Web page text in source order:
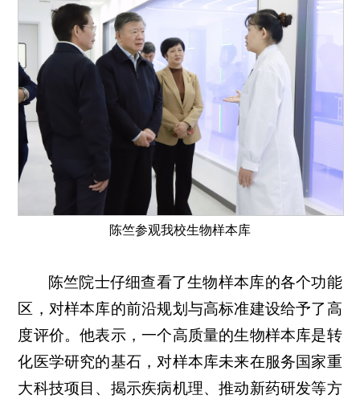
陈竺参观我校生物样本库
陈竺院士仔细查看了生物样本库的各个功能
区，对样本库的前沿规划与高标准建设给予了高
度评价。他表示，一个高质量的生物样本库是转
化医学研究的基石，对样本库未来在服务国家重
大科技项目、揭示疾病机理、推动新药研发等方